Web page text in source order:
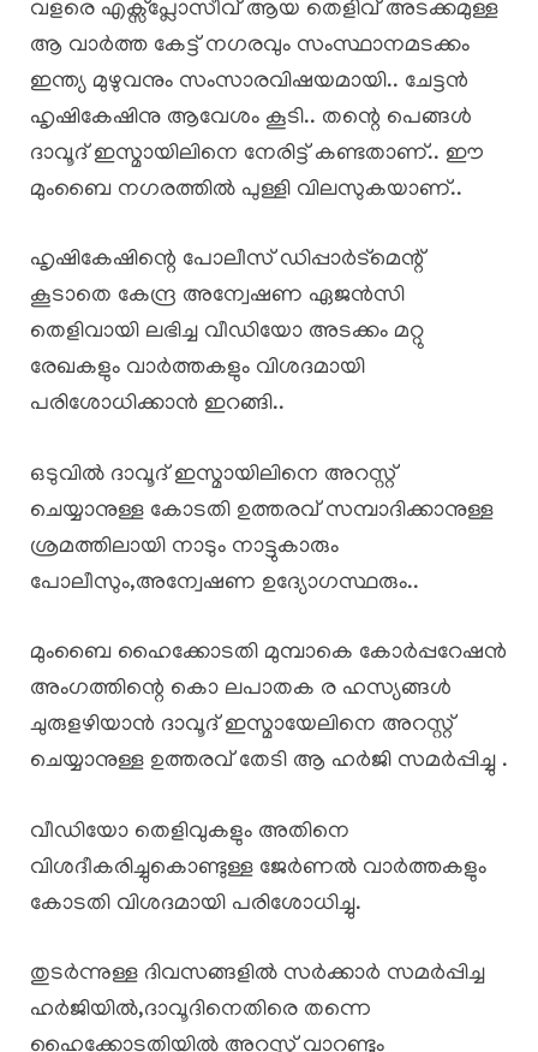
വളരെ എക്സ്പ്ലോസീവ് ആയ തെളിവ് അടക്കമുള്ള
ആ വാർത്ത കേട്ട് നഗരവും സംസ്ഥാനമടക്കം
ഇന്ത്യ മുഴുവനും സംസാരവിഷയമായി.. ചേട്ടൻ
ഹൃഷികേഷിനു ആവേശം കൂടി.. തന്റെ പെങ്ങൾ
ദാവൂദ് ഇസ്മായിലിനെ നേരിട്ട് കണ്ടതാണ്.. ഈ
മുംബൈ നഗരത്തിൽ പുള്ളി വിലസുകയാണ്..
ഹൃഷികേഷിന്റെ പോലീസ് ഡിപ്പാർട്മെന്റ്
കൂടാതെ കേന്ദ്ര അന്വേഷണ ഏജൻസി
തെളിവായി ലഭിച്ച വീഡിയോ അടക്കം മറ്റു
രേഖകളും വാർത്തകളും വിശദമായി
പരിശോധിക്കാൻ ഇറങ്ങി..
ഒടുവിൽ ദാവൂദ് ഇസ്മായിലിനെ അറസ്റ്റ്
ചെയ്യാനുള്ള കോടതി ഉത്തരവ് സമ്പാദിക്കാനുള്ള
ശ്രമത്തിലായി നാടും നാട്ടുകാരും
പോലീസും,അന്വേഷണ ഉദ്യോഗസ്ഥരും..
മുംബൈ ഹൈക്കോടതി മുമ്പാകെ കോർപ്പറേഷൻ
അംഗത്തിന്റെ കൊ ലപാതക ര ഹസ്യങ്ങൾ
ചുരുളഴിയാൻ ദാവൂദ് ഇസ്മായേലിനെ അറസ്റ്റ്
ചെയ്യാനുള്ള ഉത്തരവ് തേടി ആ ഹർജി സമർപ്പിച്ചു .
വീഡിയോ തെളിവുകളും അതിനെ
വിശദീകരിച്ചുകൊണ്ടുള്ള ജേർണൽ വാർത്തകളും
കോടതി വിശദമായി പരിശോധിച്ചു.
തുടർന്നുള്ള ദിവസങ്ങളിൽ സർക്കാർ സമർപ്പിച്ച
ഹർജിയിൽ,ദാവൂദിനെതിരെ തന്നെ
ഹൈക്കോടതിയിൽ അറസ്റ്റ് വാറണ്ടും